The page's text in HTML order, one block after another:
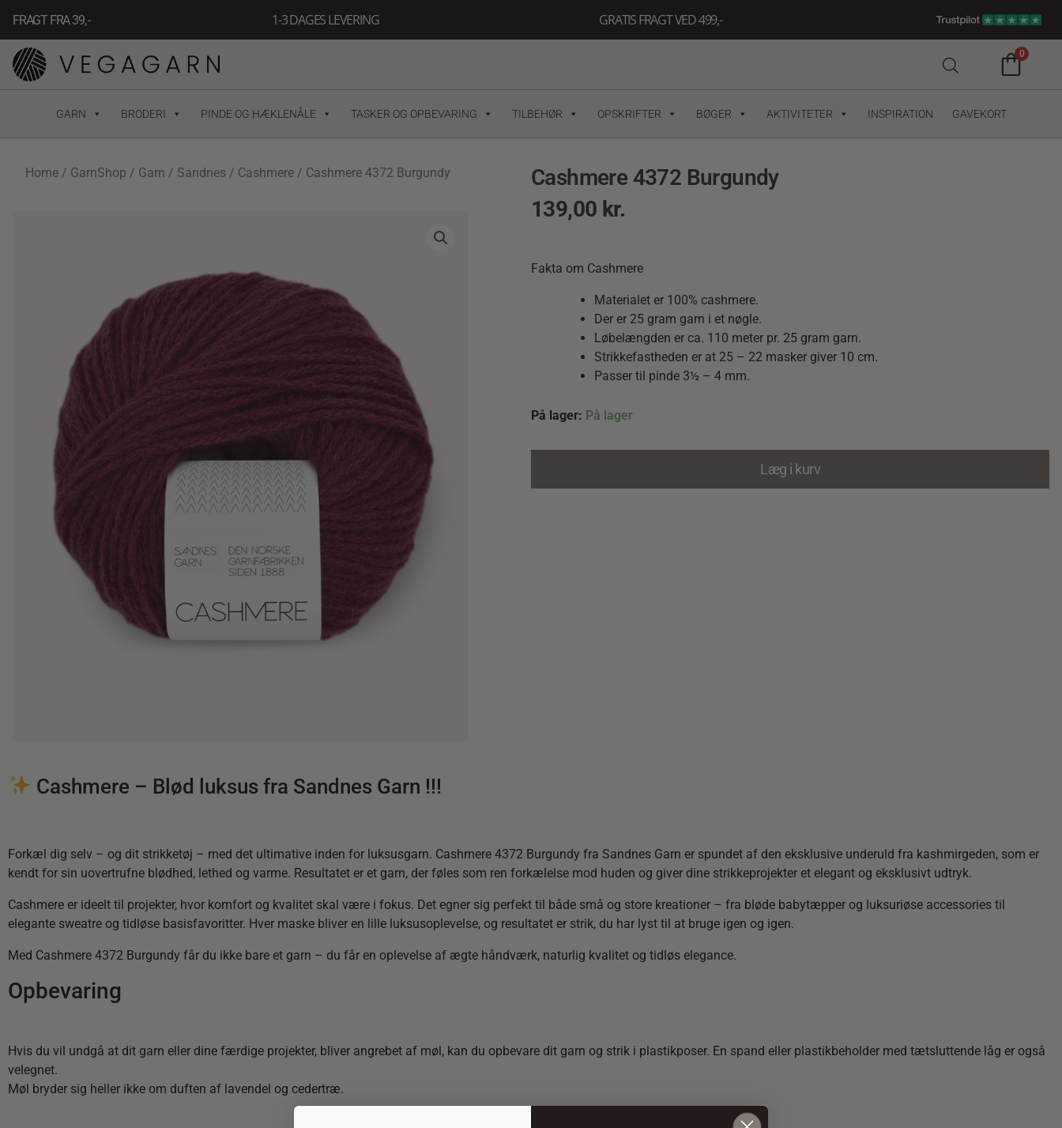
indholdet
FRAGT FRA 39, - 1-3 DAGES LEVERING GRATIS FRAGT VED 499,-
0
GARN BRODERI PINDE OG HÆKLENÅLE TASKER OG OPBEVARING TILBEHØR OPSKRIFTER BØGER AKTIVITETER INSPIRATION GAVEKORT
Home / GarnShop / Garn / Sandnes / Cashmere / Cashmere 4372 Burgundy
Cashmere 4372 Burgundy
139,00 kr.
Fakta om Cashmere
Materialet er 100% cashmere.
Der er 25 gram garn i et nøgle.
Løbelængden er ca. 110 meter pr. 25 gram garn.
Strikkefastheden er at 25 – 22 masker giver 10 cm.
Passer til pinde 3½ – 4 mm.
På lager: På lager
Cashmere
Burgundy
Læg i kurv
Cashmere – Blød luksus fra Sandnes Garn !!!
Forkæl dig selv – og dit strikketøj – med det ultimative inden for luksusgarn. Cashmere 4372 Burgundy fra Sandnes Garn er spundet af den eksklusive underuld fra kashmirgeden, som er
kendt for sin uovertrufne blødhed, lethed og varme. Resultatet er et garn, der føles som ren forkælelse mod huden og giver dine strikkeprojekter et elegant og eksklusivt udtryk.
Cashmere er ideelt til projekter, hvor komfort og kvalitet skal være i fokus. Det egner sig perfekt til både små og store kreationer – fra bløde babytæpper og luksuriøse accessories til
elegante sweatre og tidløse basisfavoritter. Hver maske bliver en lille luksusoplevelse, og resultatet er strik, du har lyst til at bruge igen og igen.
Med Cashmere 4372 Burgundy får du ikke bare et garn – du får en oplevelse af ægte håndværk, naturlig kvalitet og tidløs elegance.
Opbevaring
Hvis du vil undgå at dit garn eller dine færdige projekter, bliver angrebet af møl, kan du opbevare dit garn og strik i plastikposer. En spand eller plastikbeholder med tætsluttende låg er også
velegnet.
Møl bryder sig heller ikke om duften af lavendel og cedertræ.